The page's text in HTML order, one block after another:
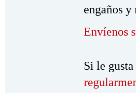
engaños
Envíenos
Si le